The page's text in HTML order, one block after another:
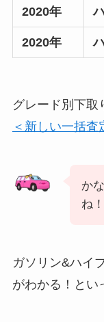
2020年
2020年
グレード別下取
＜新しい一括査
か
ね！
ガソリン&ハイ
がわかる！とい